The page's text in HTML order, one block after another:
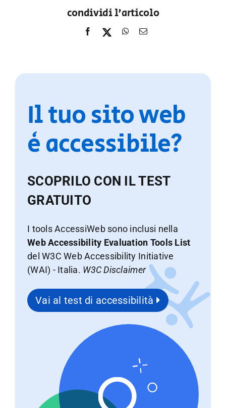
condividi l'articolo
Il tuo sito web
è accessibile?
SCOPRILO CON IL TEST
GRATUITO
I tools AccessiWeb sono inclusi nella
Web Accessibility Evaluation Tools List
del W3C Web Accessibility Initiative
(WAI) - Italia. W3C Disclaimer
Vai al test di accessibilità